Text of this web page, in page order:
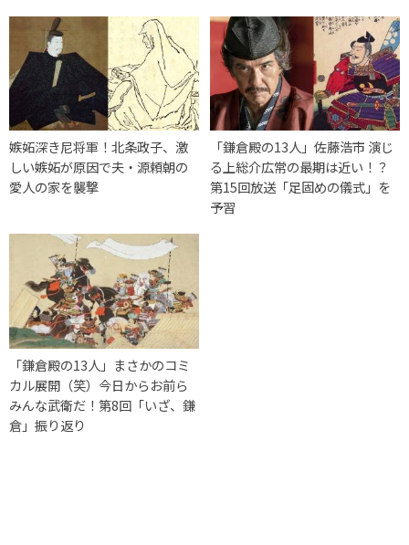
嫉妬深き尼将軍！北条政子、激
しい嫉妬が原因で夫・源頼朝の
愛人の家を襲撃
「鎌倉殿の13人」佐藤浩市 演じ
る上総介広常の最期は近い！？
第15回放送「足固めの儀式」を
予習
「鎌倉殿の13人」まさかのコミ
カル展開（笑）今日からお前ら
みんな武衛だ！第8回「いざ、鎌
倉」振り返り